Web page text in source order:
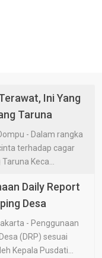
Ini Yang
Taruna
- Dalam rangka
terhadap cagar
Keca...
Daily Report
Desa
- Penggunaan
(DRP) sesuai
Kepala Pusdati...